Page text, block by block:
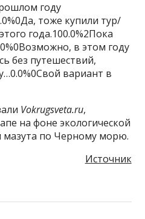
году
тоже купили тур/
года.100.0%2Пока
в этом году
без путешествий,
вариант в
Vokrugsveta.ru,
на фоне экологической
мазута по Черному морю.
Источник